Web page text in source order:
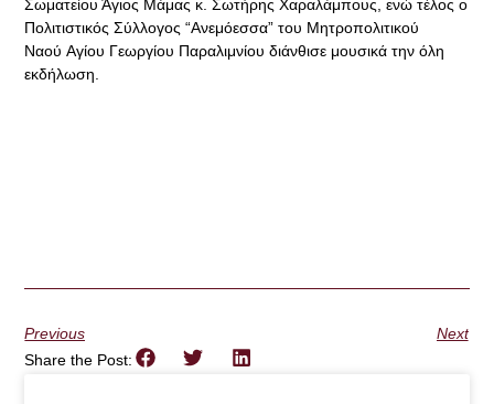
Σωματείου Άγιος Μάμας κ. Σωτήρης Χαραλάμπους, ενώ τέλος ο
Πολιτιστικός Σύλλογος “Ανεμόεσσα” του Μητροπολιτικού
Ναού Αγίου Γεωργίου Παραλιμνίου διάνθισε μουσικά την όλη
εκδήλωση.
Previous
Next
Share the Post: